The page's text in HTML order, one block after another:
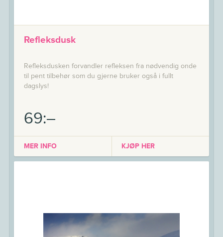
Refleksdusk
Refleksdusken forvandler refleksen fra nødvendig onde
til pent tilbehør som du gjerne bruker også i fullt
dagslys!
69:–
MER INFO KJØP HER